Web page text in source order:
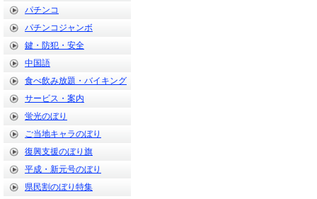
パチンコ
パチンコジャンボ
鍵・防犯・安全
中国語
食べ飲み放題・バイキング
サービス・案内
蛍光のぼり
ご当地キャラのぼり
復興支援のぼり旗
平成・新元号のぼり
県民割のぼり特集